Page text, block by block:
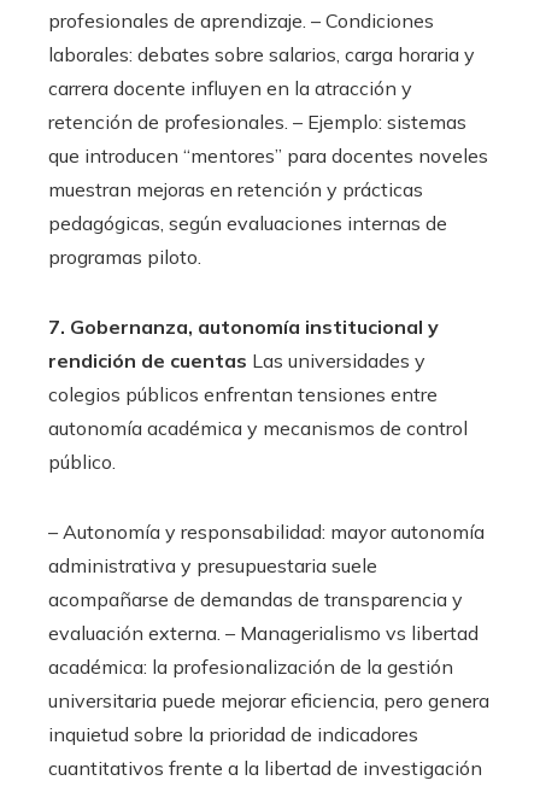
profesionales de aprendizaje. – Condiciones
laborales: debates sobre salarios, carga horaria y
carrera docente influyen en la atracción y
retención de profesionales. – Ejemplo: sistemas
que introducen “mentores” para docentes noveles
muestran mejoras en retención y prácticas
pedagógicas, según evaluaciones internas de
programas piloto.
7. Gobernanza, autonomía institucional y
rendición de cuentas Las universidades y
colegios públicos enfrentan tensiones entre
autonomía académica y mecanismos de control
público.
– Autonomía y responsabilidad: mayor autonomía
administrativa y presupuestaria suele
acompañarse de demandas de transparencia y
evaluación externa. – Managerialismo vs libertad
académica: la profesionalización de la gestión
universitaria puede mejorar eficiencia, pero genera
inquietud sobre la prioridad de indicadores
cuantitativos frente a la libertad de investigación